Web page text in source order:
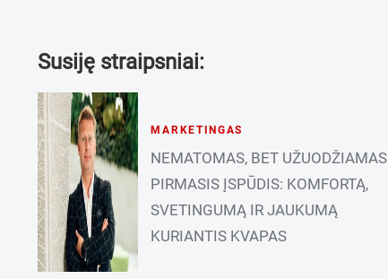
Susiję straipsniai:
MARKETINGAS
NEMATOMAS, BET UŽUODŽIAMAS
PIRMASIS ĮSPŪDIS: KOMFORTĄ,
SVETINGUMĄ IR JAUKUMĄ
KURIANTIS KVAPAS